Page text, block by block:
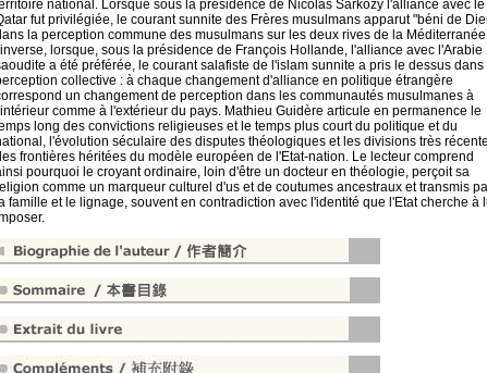
national. Lorsque sous la présidence de Nicolas Sarkozy l'alliance avec le
fut privilégiée, le courant sunnite des Frères musulmans apparut "béni de
la perception commune des musulmans sur les deux rives de la
lorsque, sous la présidence de François Hollande, l'alliance avec l'Arabie
a été préférée, le courant salafiste de l'islam sunnite a pris le dessus dans
collective : à chaque changement d'alliance en politique étrangère
un changement de perception dans les communautés musulmanes à
comme à l'extérieur du pays. Mathieu Guidère articule en permanence le
long des convictions religieuses et le temps plus court du politique et du
l'évolution séculaire des disputes théologiques et les divisions très
frontières héritées du modèle européen de l'Etat-nation. Le lecteur comprend
pourquoi le croyant ordinaire, loin d'être un docteur en théologie, perçoit sa
comme un marqueur culturel d'us et de coutumes ancestraux et transmis
famille et le lignage, souvent en contradiction avec l'identité que l'Etat cherche à